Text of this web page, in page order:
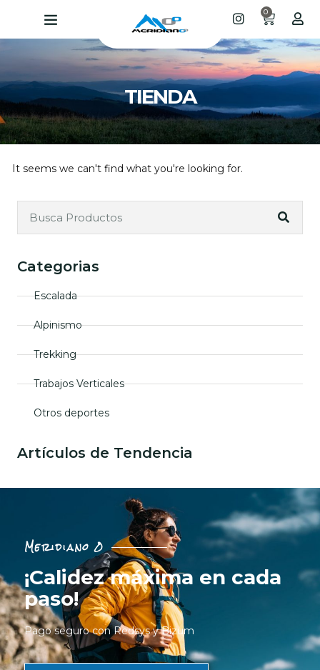
0
TIENDA
Categorias
Escalada
Alpinismo
Trekking
Trabajos Verticales
Otros deportes
Artículos de Tendencia
It seems we can't find what you're looking for.
Meridiano 0
¡Calidez máxima en cada
paso!
Pago seguro con Redsys y Bizum